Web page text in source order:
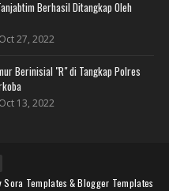
Berhasil Ditangkap Oleh
Oct 27, 2022
Berinisial "R" di Tangkap Polres
Oct 13, 2022
Sora Templates &Blogger Templates